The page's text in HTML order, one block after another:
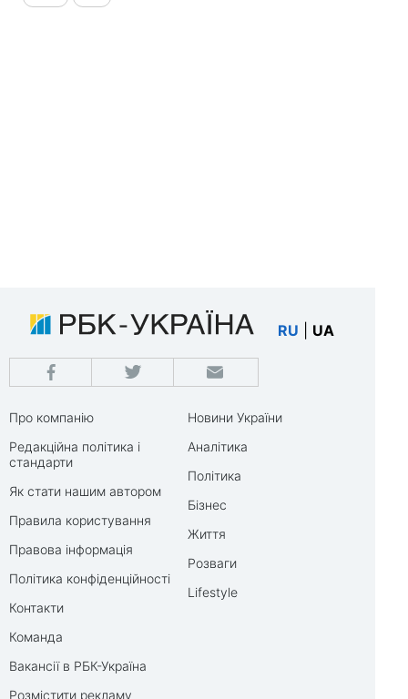
RU UA
Про компанію
Редакційна політика і
стандарти
Як стати нашим автором
Правила користування
Правова інформація
Політика конфіденційності
Контакти
Команда
Вакансії в РБК-Україна
Розмістити рекламу
Новини України
Аналітика
Політика
Бізнес
Життя
Розваги
Lifestyle